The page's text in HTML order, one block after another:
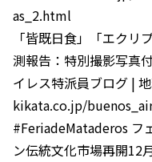
as_2.html
「皆既日食」「エクリ
測報告：特別撮影写真
イレス特派員ブログ |
kikata.co.jp/
#FeriadeMataderos フ
ン伝統文化市場再開12